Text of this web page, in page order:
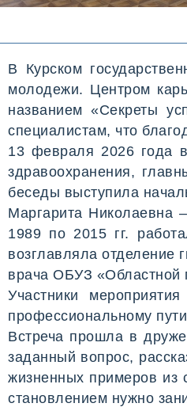
В Курском
молодежи. Центром
названием «Секреты
специалистам, что
13 февраля 2026 года
здравоохранения,
беседы выступила
Маргарита Николаевна
1989 по 2015 гг.
возглавляла отделение
врача ОБУЗ «Областной
Участники
профессиональному
Встреча прошла в
заданный вопрос,
жизненных примеров из
становлением нужно